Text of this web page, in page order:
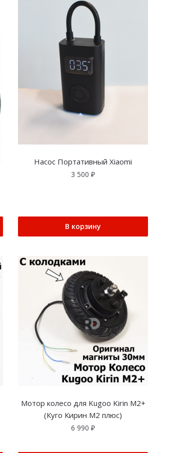
Насос Портативный Xiaomi
3 500₽
В корзину
Мотор колесо для Kugoo Kirin M2+
(Куго Кирин М2 плюс)
6 990₽